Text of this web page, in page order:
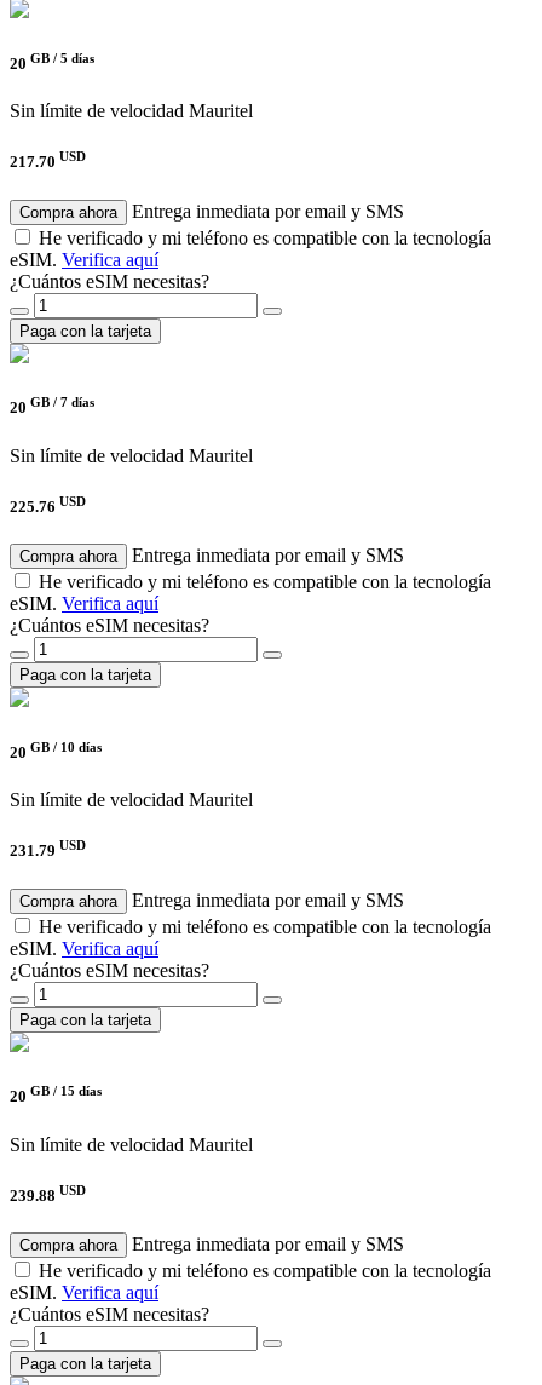
20 GB / 5 días
Sin límite de velocidad Mauritel
217.70 USD
Compra ahora
Entrega inmediata por email y SMS
He verificado y mi teléfono es compatible con la tecnología
eSIM. Verifica aquí
¿Cuántos eSIM necesitas?
Paga con la tarjeta
20 GB / 7 días
Sin límite de velocidad Mauritel
225.76 USD
Compra ahora
Entrega inmediata por email y SMS
He verificado y mi teléfono es compatible con la tecnología
eSIM. Verifica aquí
¿Cuántos eSIM necesitas?
Paga con la tarjeta
20 GB / 10 días
Sin límite de velocidad Mauritel
231.79 USD
Compra ahora
Entrega inmediata por email y SMS
He verificado y mi teléfono es compatible con la tecnología
eSIM. Verifica aquí
¿Cuántos eSIM necesitas?
Paga con la tarjeta
20 GB / 15 días
Sin límite de velocidad Mauritel
239.88 USD
Compra ahora
Entrega inmediata por email y SMS
He verificado y mi teléfono es compatible con la tecnología
eSIM. Verifica aquí
¿Cuántos eSIM necesitas?
Paga con la tarjeta